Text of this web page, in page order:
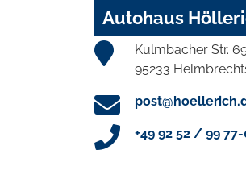
Autohaus
Kulmbacher Str.
95233
+49 92 52 / 99 77-